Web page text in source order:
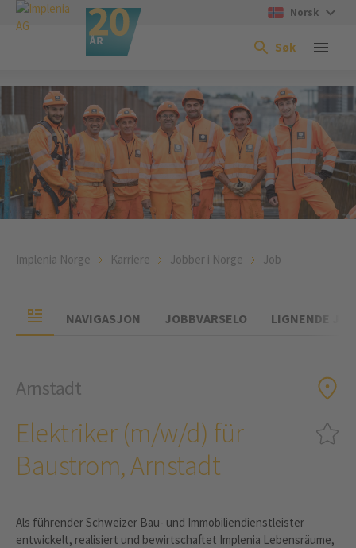
Norsk
Søk
Implenia Norge Karriere Jobber i Norge Job
NAVIGASJON JOBBVARSELO LIGNENDE
Arnstadt
Elektriker (m/w/d) für
Baustrom, Arnstadt
Als führender Schweizer Bau- und Immobiliendienstleister
entwickelt, realisiert und bewirtschaftet Implenia Lebensräume,